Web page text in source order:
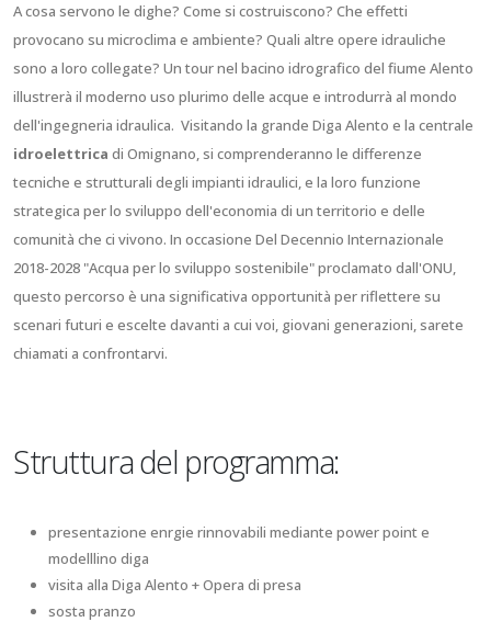
A cosa servono le dighe? Come si costruiscono? Che effetti
provocano su microclima e ambiente? Quali altre opere idrauliche
sono a loro collegate? Un tour nel bacino idrografico del fiume Alento
illustrerà il moderno uso plurimo delle acque e introdurrà al mondo
dell'ingegneria idraulica. Visitando la grande Diga Alento e la centrale
idroelettrica di Omignano, si comprenderanno le differenze
tecniche e strutturali degli impianti idraulici, e la loro funzione
strategica per lo sviluppo dell'economia di un territorio e delle
comunità che ci vivono. In occasione Del Decennio Internazionale
2018-2028 "Acqua per lo sviluppo sostenibile" proclamato dall'ONU,
questo percorso è una significativa opportunità per riflettere su
scenari futuri e escelte davanti a cui voi, giovani generazioni, sarete
chiamati a confrontarvi.
Struttura del programma:
presentazione enrgie rinnovabili mediante power point e
modelllino diga
visita alla Diga Alento + Opera di presa
sosta pranzo